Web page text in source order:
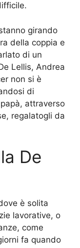
girando
della coppia e
di un
Lellis, Andrea
non si è
di
attraverso
regalatogli da
De
è solita
lavorative, o
come
fa quando